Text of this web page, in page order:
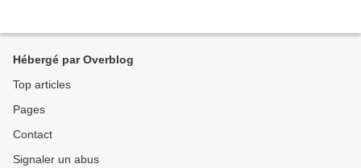
Hébergé par Overblog
Top articles
Pages
Contact
Signaler un abus